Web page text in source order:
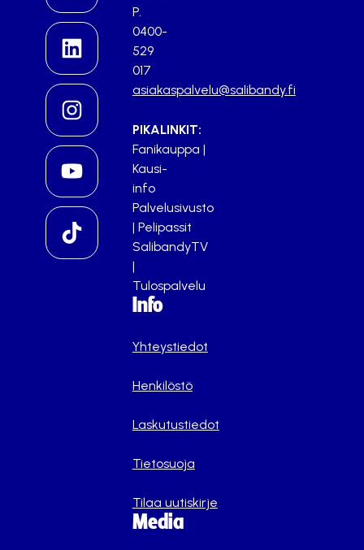
P.
0400-
529
017
asiakaspalvelu@salibandy.fi
PIKALINKIT:
Fanikauppa |
Kausi-
info
Palvelusivusto
| Pelipassit
SalibandyTV
|
Tulospalvelu
Info
Yhteystiedot
Henkilöstö
Laskutustiedot
Tietosuoja
Tilaa uutiskirje
Media